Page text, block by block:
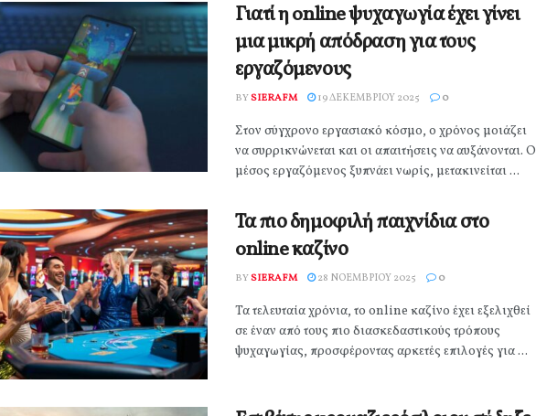
Γιατί η online ψυχαγωγία έχει γίνει
μια μικρή απόδραση για τους
εργαζόμενους
BYSIERAFM 19 ΔΕΚΕΜΒΡΊΟΥ 2025 0
Στον σύγχρονο εργασιακό κόσμο, ο χρόνος μοιάζει
να συρρικνώνεται και οι απαιτήσεις να αυξάνονται. Ο
μέσος εργαζόμενος ξυπνάει νωρίς, μετακινείται ...
Τα πιο δημοφιλή παιχνίδια στο
online καζίνο
BYSIERAFM 28 ΝΟΕΜΒΡΊΟΥ 2025 0
Τα τελευταία χρόνια, το online καζίνο έχει εξελιχθεί
σε έναν από τους πιο διασκεδαστικούς τρόπους
ψυχαγωγίας, προσφέροντας αρκετές επιλογές για ...